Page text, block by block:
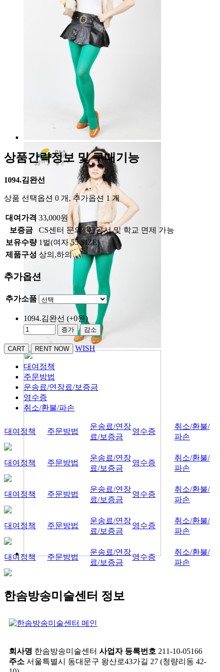
상품간략정보 및 구매기능
1094.김완선
상품 선택옵션 0 개, 추가옵션 1 개
대여가격 33,000원
보증금
CS센터 문의 / 관공서 및 학교 면제 가능
보유수량 1벌(여자 55 SIZE)
제품구성 상의,하의
추가옵션
추가소품
1094.김완선 (+0원)
증가 감소
WISH
대여정책
주문방법
운송료/연장료/보증금
영수증
취소/환불/파손
대여정책 주문방법
운송료/연장
료/보증금
영수증
취소/환불/
파손
대여정책 주문방법
운송료/연장
료/보증금
영수증
취소/환불/
파손
대여정책 주문방법
운송료/연장
료/보증금
영수증
취소/환불/
파손
대여정책 주문방법
운송료/연장
료/보증금
영수증
취소/환불/
파손
대여정책 주문방법
운송료/연장
료/보증금
영수증
취소/환불/
파손
한솜방송미술센터 정보
회사명 한솜방송미술센터 사업자 등록번호 211-10-05166
주소 서울특별시 동대문구 왕산로43가길 27 (청량리동 42-